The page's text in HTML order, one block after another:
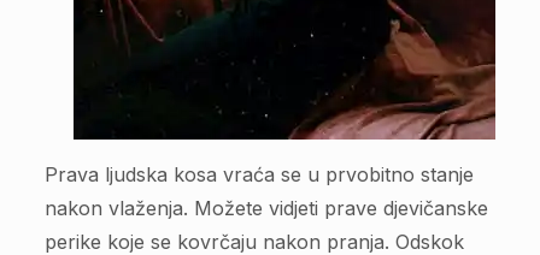
Prava ljudska kosa vraća se u prvobitno stanje
nakon vlaženja. Možete vidjeti prave djevičanske
perike koje se kovrčaju nakon pranja. Odskok